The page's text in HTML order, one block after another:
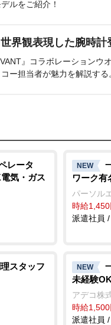
ルをご紹介！
界観表現した腕時計
』コラボレーションウ
ー担当者が魅力を解説する
レータ
気・ガス
NEW
ワーク有
パーソル
時給1,450
派遣社員
スタッフ NEW
未経験
アデコ株
時給1,500
派遣社員